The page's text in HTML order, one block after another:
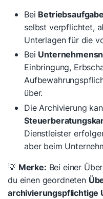
Bei Betriebsaufgabe
selbst verpflichtet,
Unterlagen für die
Bei
Einbringung,
über.
Die Archivierung
Dienstleister
aber beim
💡 Merke: Bei einer
du einen geordneten
archivierungspflichtige